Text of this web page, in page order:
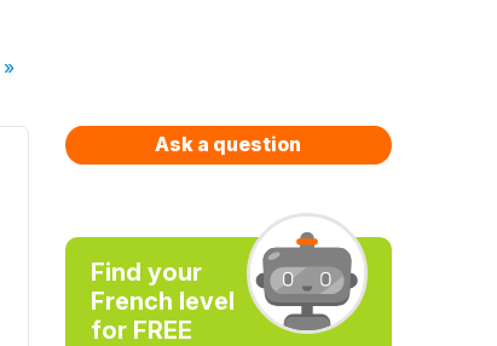
»
Ask a question
Find your
French level
for FREE